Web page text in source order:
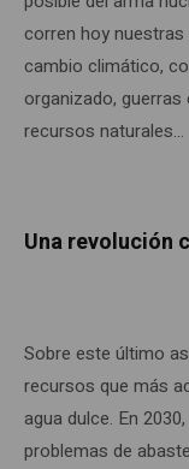
corren hoy
cambio climático,
organizado,
recursos naturales…
Una revolución
Sobre este último
recursos que más
agua dulce. En
problemas de